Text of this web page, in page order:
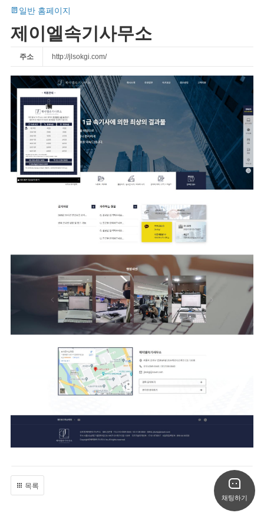
일반 홈페이지
제이엘속기사무소
주소 http://jlsokgi.com/
목록
채팅하기